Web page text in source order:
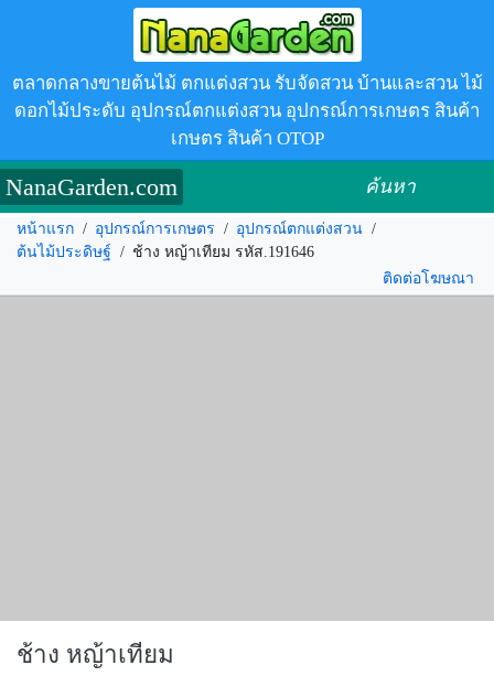
ตลาดกลางขายต้นไม้ ตกแต่งสวน รับจัดสวน บ้านและสวน ไม้
ดอกไม้ประดับ อุปกรณ์ตกแต่งสวน อุปกรณ์การเกษตร สินค้า
เกษตร สินค้า OTOP
NanaGarden.com ค้นหา
หน้าแรก / อุปกรณ์การเกษตร / อุปกรณ์ตกแต่งสวน /
ต้นไม้ประดิษฐ์ / ช้าง หญ้าเทียม รหัส.191646
ติดต่อโฆษณา
ช้าง หญ้าเทียม